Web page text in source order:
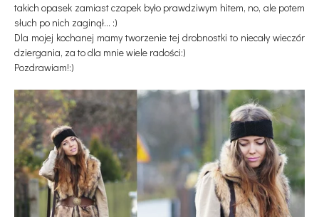
takich opasek zamiast czapek było prawdziwym hitem, no, ale potem
słuch po nich zaginął... :)
Dla mojej kochanej mamy tworzenie tej drobnostki to niecały wieczór
dziergania, za to dla mnie wiele radości:)
Pozdrawiam!:)